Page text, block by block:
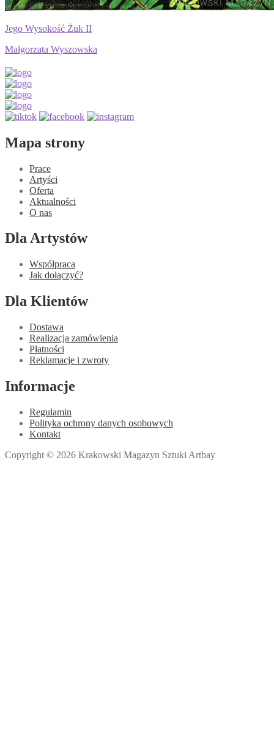
Jego Wysokość Żuk II
Małgorzata Wyszowska
Mapa strony
Prace
Artyści
Oferta
Aktualności
O nas
Dla Artystów
Współpraca
Jak dołączyć?
Dla Klientów
Dostawa
Realizacja zamówienia
Płatności
Reklamacje i zwroty
Informacje
Regulamin
Polityka ochrony danych osobowych
Kontakt
Copyright © 2026 Krakowski Magazyn Sztuki Artbay